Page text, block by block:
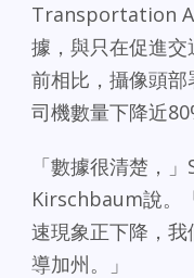
Transportation
據，與只在促進
前相比，攝像頭
司機數量下降近
「數據很清楚，
Kirschbaum說。
速現象正下降，
導加州。」